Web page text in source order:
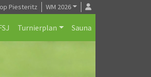
Piesteritz WM 2026
Turnierplan Sauna